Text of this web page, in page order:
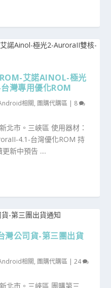
艾諾AINOL-極光
灣專用優化ROM
相關, 團購代購區 | 8
北市。三峽區 使用器材：
4.1-台灣優化ROM 持
新中預告 ....
灣公司貨-第三團出貨
相關, 團購代購區 |24
北市。三峽區 團購第三